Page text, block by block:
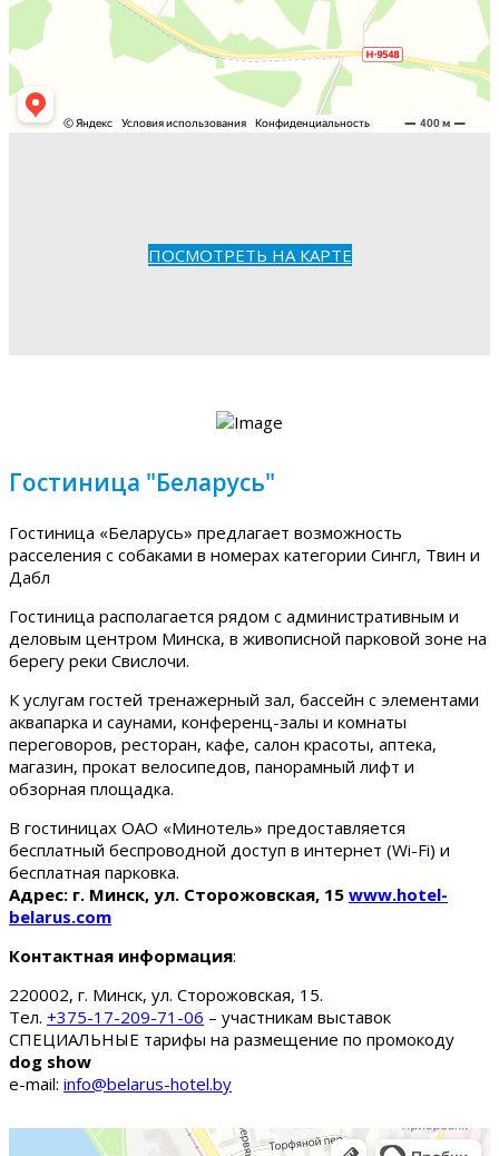
ПОСМОТРЕТЬ НА КАРТЕ
Гостиница "Беларусь"
Гостиница «Беларусь» предлагает возможность
расселения с собаками в номерах категории Сингл, Твин и
Дабл
Гостиница располагается рядом с административным и
деловым центром Минска, в живописной парковой зоне на
берегу реки Свислочи.
К услугам гостей тренажерный зал, бассейн с элементами
аквапарка и саунами, конференц-залы и комнаты
переговоров, ресторан, кафе, салон красоты, аптека,
магазин, прокат велосипедов, панорамный лифт и
обзорная площадка.
В гостиницах ОАО «Минотель» предоставляется
бесплатный беспроводной доступ в интернет (Wi-Fi) и
бесплатная парковка.
Адрес: г. Минск, ул. Сторожовская, 15 www.hotel-
belarus.com
Контактная информация:
220002, г. Минск, ул. Сторожовская, 15.
Тел. +375-17-209-71-06 – участникам выставок
СПЕЦИАЛЬНЫЕ тарифы на размещение по промокоду
dog show
e-mail: info@belarus-hotel.by